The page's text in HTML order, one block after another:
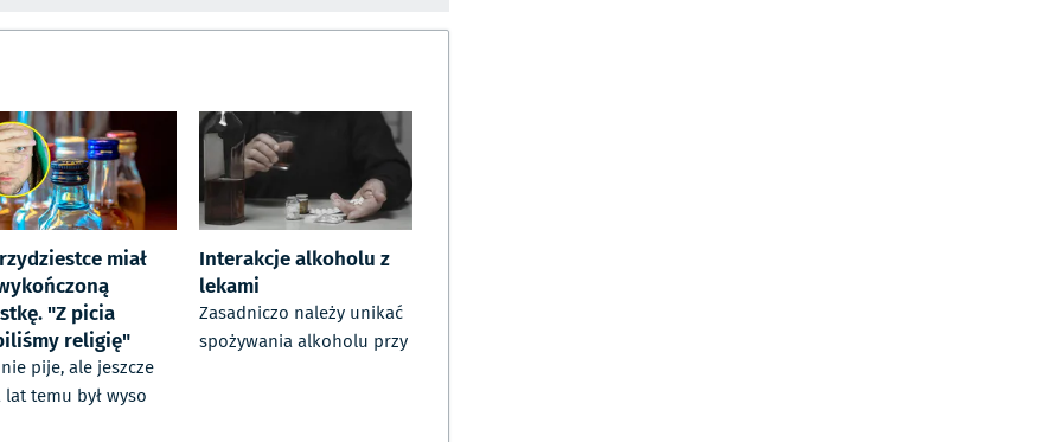
miał
"Z picia
religię"
pije, ale jeszcze
temu był wyso
Interakcje alkoholu z
lekami
Zasadniczo należy unikać
spożywania alkoholu przy